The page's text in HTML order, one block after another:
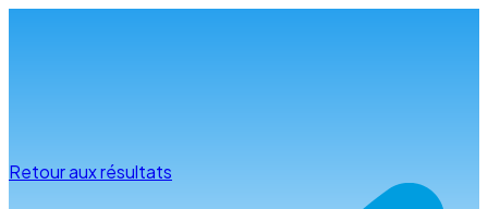
Retour aux résultats